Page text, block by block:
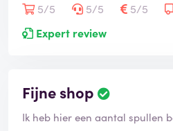
5/5
5/5 5/5
Expert review
Fijne shop
Ik heb hier een aantal spullen